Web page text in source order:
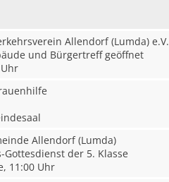
Allendorf (Lumda) e.V.
und Bürgertreff geöffnet
Allendorf (Lumda)
Gottesdienst der 5. Klasse
11:00 Uhr